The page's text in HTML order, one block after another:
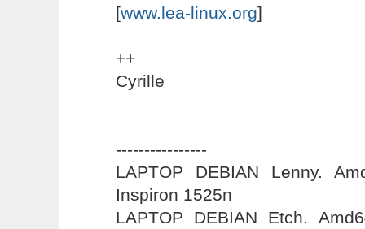
[www.lea-linux.org]
++
Cyrille
----------------
LAPTOP DEBIAN Lenny.
Inspiron 1525n
LAPTOP DEBIAN Etch.